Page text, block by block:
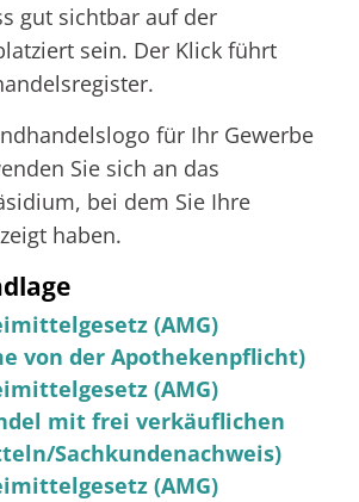
gut sichtbar auf der
sein. Der Klick führt
für Ihr Gewerbe
Sie sich an das
bei dem Sie Ihre
haben.
(AMG)
von der Apothekenpflicht)
(AMG)
mit frei verkäuflichen
Sachkundenachweis)
(AMG)